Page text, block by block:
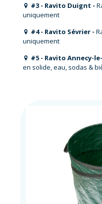
#3 - Ravito Duignt -
uniquement
#4 - Ravito Sévrier -
uniquement
#5 - Ravito Annecy-
en solide, eau, sodas &